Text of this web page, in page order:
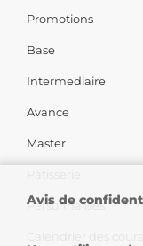
Promotions
Base
Intermediaire
Avance
Master
Personnalises
Avis de